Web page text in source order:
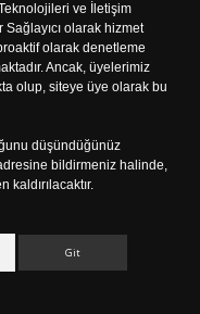
ve İletişim
Sağlayıcı olarak hizmet
olarak denetleme
Ancak, üyelerimiz
olup, siteye üye olarak bu
düşündüğünüz
bildirmeniz halinde,